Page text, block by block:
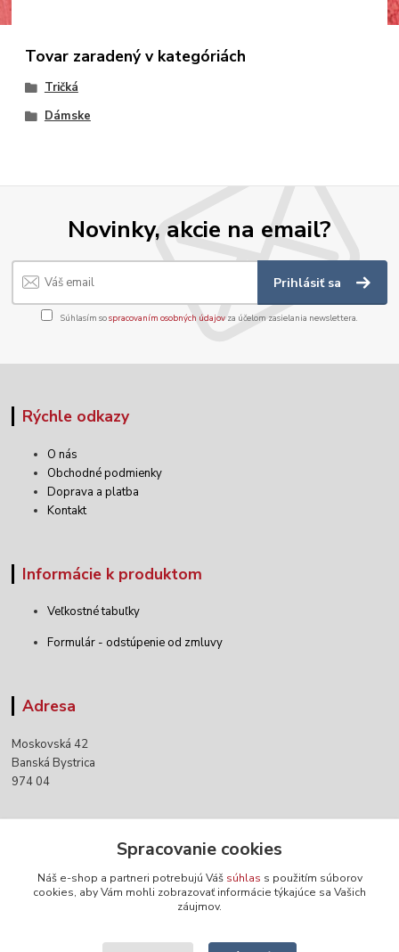
Tovar zaradený v kategóriách
Tričká
Dámske
Novinky, akcie na email?
Prihlásiť sa
Súhlasím sospracovaním osobných údajov za účelom zasielania newslettera.
Rýchle odkazy
O nás
Obchodné podmienky
Doprava a platba
Kontakt
Informácie k produktom
Veľkostné tabuľky
Formulár - odstúpenie od zmluvy
Adresa
Moskovská 42
Banská Bystrica
974 04
+421 903 152 158
Spracovanie cookies
Náš e-shop a partneri potrebujú Váš súhlas s použitím súborov
cookies, aby Vám mohli zobrazovať informácie týkajúce sa Vašich
záujmov.